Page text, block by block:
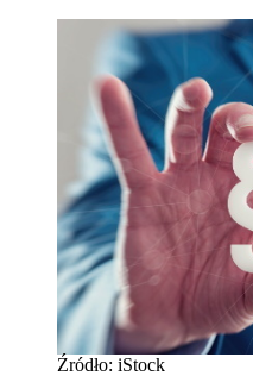
Źródło: iStock